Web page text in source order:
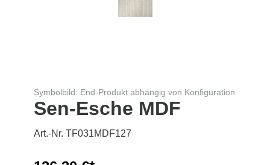
Symbolbild: End-Produkt abhängig von Konfiguration
Sen-Esche MDF
Art.-Nr. TF031MDF127